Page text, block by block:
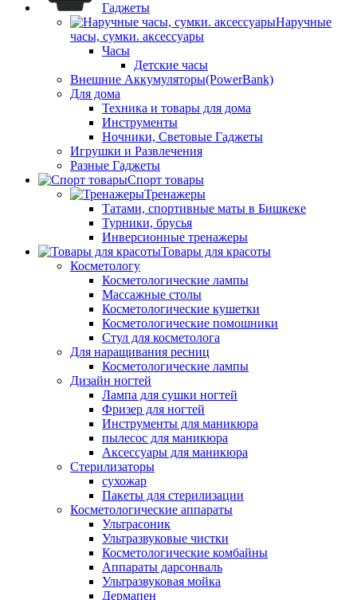
Гаджеты
Наручные
часы, сумки. аксессуары
Часы
Детские часы
Внешние Аккумуляторы(PowerBank)
Для дома
Техника и товары для дома
Инструменты
Ночники, Световые Гаджеты
Игрушки и Развлечения
Разные Гаджеты
Спорт товары
Тренажеры
Татами, спортивные маты в Бишкеке
Турники, брусья
Инверсионные тренажеры
Товары для красоты
Косметологу
Косметологические лампы
Массажные столы
Косметологические кушетки
Косметологические помошники
Стул для косметолога
Для наращивания ресниц
Косметологические лампы
Дизайн ногтей
Лампа для сушки ногтей
Фризер для ногтей
Инструменты для маникюра
пылесос для маникюра
Аксессуары для маникюра
Стерилизаторы
сухожар
Пакеты для стерилизации
Косметологические аппараты
Ультрасоник
Ультразвуковые чистки
Косметологические комбайны
Аппараты дарсонваль
Ультразвуковая мойка
Дермапен